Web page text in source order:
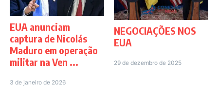
EUA anunciam
captura de Nicolás
Maduro em operação
militar na Ven ...
3 de janeiro de 2026
NEGOCIAÇÕES NOS
EUA
29 de dezembro de 2025